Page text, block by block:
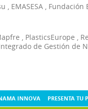
EMASESA Fundación
PlasticsEurope
de Gestión de
INNOVA PRESENTA TU